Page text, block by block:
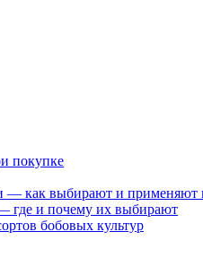
покупке
как выбирают и применяют
где и почему их выбирают
бобовых культур